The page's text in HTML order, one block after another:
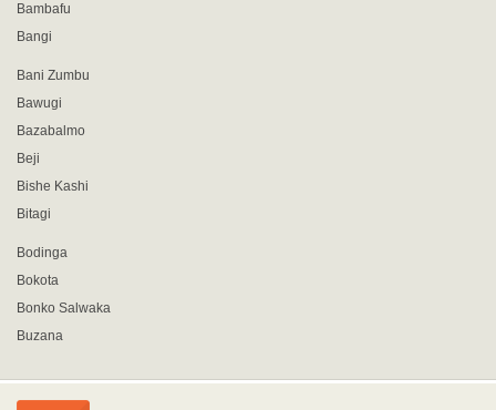
Bambafu
Bangi
Bani Zumbu
Bawugi
Bazabalmo
Beji
Bishe Kashi
Bitagi
Bodinga
Bokota
Bonko Salwaka
Buzana